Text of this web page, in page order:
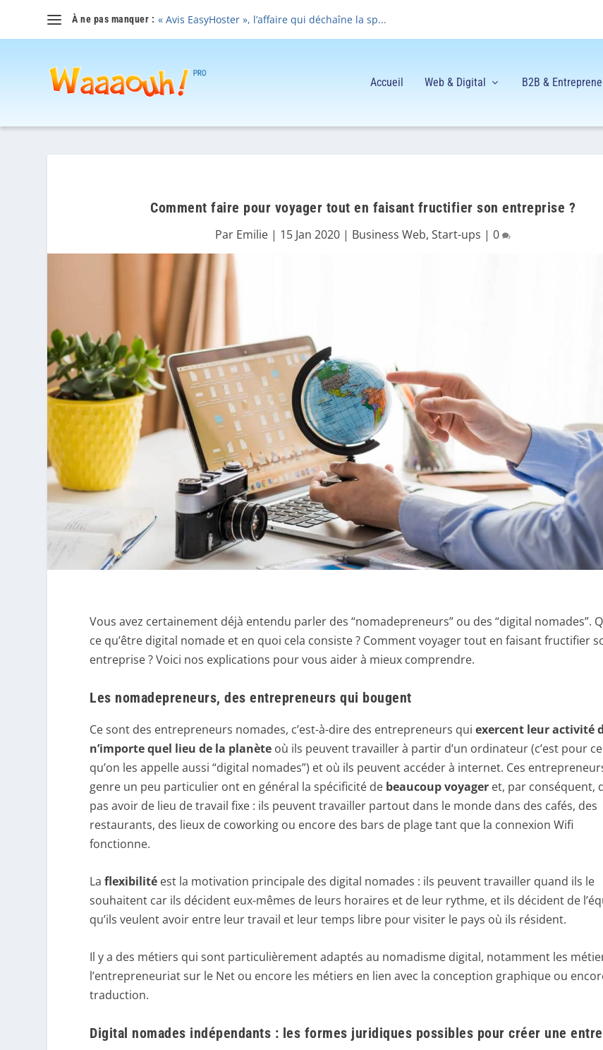
À ne pas manquer : « Avis EasyHoster », l’affaire qui déchaîne la sp...
Accueil Web & Digital B2B &
Comment faire pour voyager tout en faisant fructifier son entreprise ?
Par Emilie | 15 Jan 2020 | Business Web,Start-ups |0
Vous avez certainement déjà entendu parler des “nomadepreneurs” ou des “digital nomades”.
ce qu’être digital nomade et en quoi cela consiste ? Comment voyager tout en faisant fructifier
entreprise ? Voici nos explications pour vous aider à mieux comprendre.
Les nomadepreneurs, des entrepreneurs qui bougent
Ce sont des entrepreneurs nomades, c’est-à-dire des entrepreneurs quiexercent leur activité
n’importe quel lieu de la planète où ils peuvent travailler à partir d’un ordinateur (c’est pour
qu’on les appelle aussi “digital nomades”) et où ils peuvent accéder à internet. Ces
genre un peu particulier ont en général la spécificité de beaucoup voyager et, par conséquent,
pas avoir de lieu de travail fixe : ils peuvent travailler partout dans le monde dans des cafés, des
restaurants, des lieux de coworking ou encore des bars de plage tant que la connexion Wifi
fonctionne.
Laflexibilité est la motivation principale des digital nomades : ils peuvent travailler quand ils le
souhaitent car ils décident eux-mêmes de leurs horaires et de leur rythme, et ils décident de
qu’ils veulent avoir entre leur travail et leur temps libre pour visiter le pays où ils résident.
Il y a des métiers qui sont particulièrement adaptés au nomadisme digital, notamment les
l’entrepreneuriat sur le Net ou encore les métiers en lien avec la conception graphique ou
traduction.
Digital nomades indépendants : les formes juridiques possibles pour créer une